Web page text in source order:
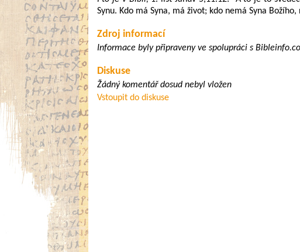
Synu. Kdo má Syna, má život; kdo nemá Syna Božího,
Zdroj informací
Informace byly připraveny ve spolupráci s
Diskuse
Žádný komentář dosud nebyl vložen
Vstoupit do diskuse